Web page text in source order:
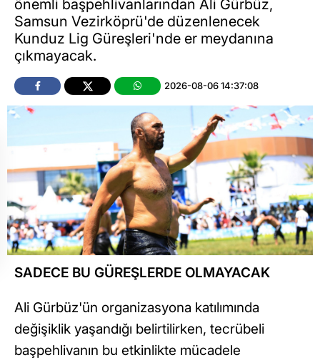
önemli başpehlivanlarından Ali Gürbüz,
Samsun Vezirköprü'de düzenlenecek
Kunduz Lig Güreşleri'nde er meydanına
çıkmayacak.
2026-08-06 14:37:08
SADECE BU GÜREŞLERDE OLMAYACAK
Ali Gürbüz'ün organizasyona katılımında
değişiklik yaşandığı belirtilirken, tecrübeli
başpehlivanın bu etkinlikte mücadele